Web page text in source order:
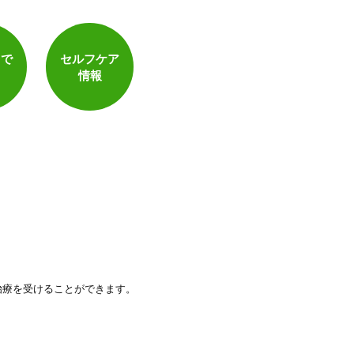
セルフケア
情報
を受けることができます。